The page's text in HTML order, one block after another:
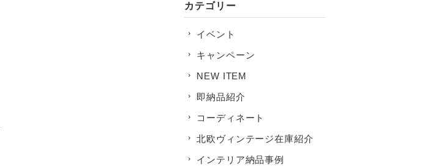
カテゴリー
イベント
キャンペーン
NEW ITEM
即納品紹介
コーディネート
北欧ヴィンテージ在庫紹介
インテリア納品事例